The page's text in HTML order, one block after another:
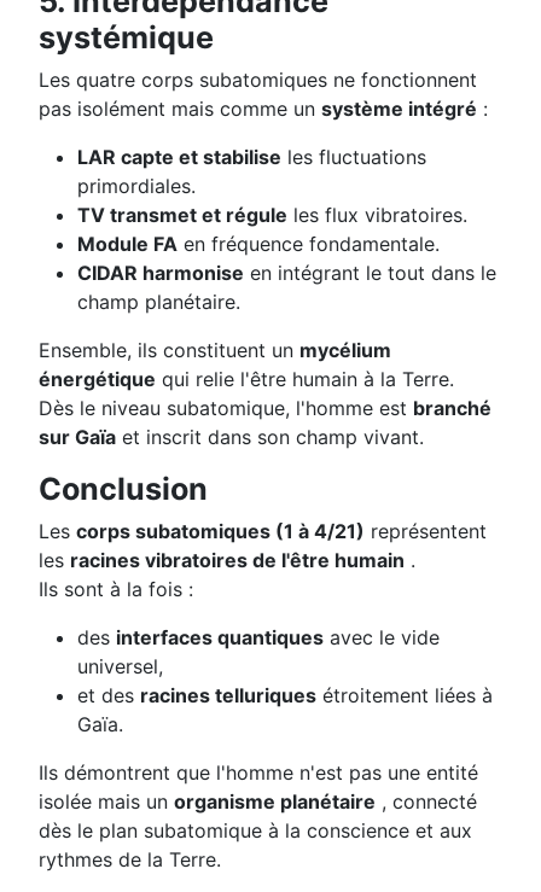
systémique
Les quatre corps subatomiques ne fonctionnent
pas isolément mais comme un système intégré :
LAR capte et stabilise les fluctuations
primordiales.
TV transmet et régule les flux vibratoires.
Module FA en fréquence fondamentale.
CIDAR harmonise en intégrant le tout dans le
champ planétaire.
Ensemble, ils constituent un mycélium
énergétique qui relie l'être humain à la Terre.
Dès le niveau subatomique, l'homme est branché
sur Gaïa et inscrit dans son champ vivant.
Conclusion
Les corps subatomiques (1 à 4/21) représentent
les racines vibratoires de l'être humain .
Ils sont à la fois :
des interfaces quantiques avec le vide
universel,
et des racines telluriques étroitement liées à
Gaïa.
Ils démontrent que l'homme n'est pas une entité
isolée mais un organisme planétaire , connecté
dès le plan subatomique à la conscience et aux
rythmes de la Terre.